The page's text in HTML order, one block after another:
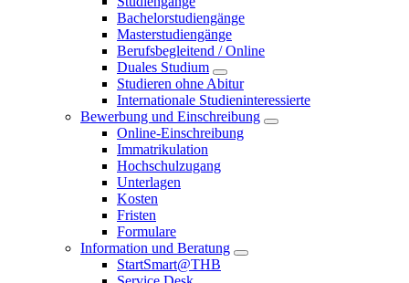
Bachelorstudiengänge
Masterstudiengänge
Berufsbegleitend / Online
Duales Studium
Studieren ohne Abitur
Internationale Studieninteressierte
Bewerbung und Einschreibung
Online-Einschreibung
Immatrikulation
Hochschulzugang
Unterlagen
Kosten
Fristen
Formulare
Information und Beratung
StartSmart@THB